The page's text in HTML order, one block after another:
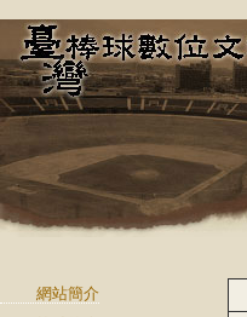
網站簡介